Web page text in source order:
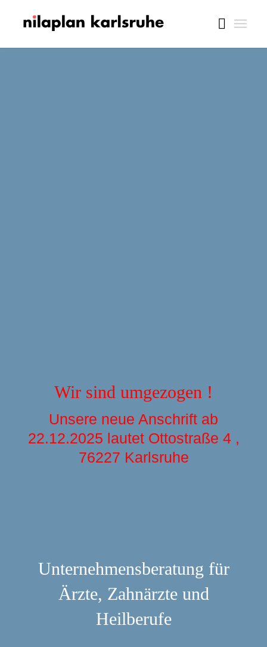
Wir sind umgezogen !
Unsere neue Anschrift ab
22.12.2025 lautet Ottostraße 4 ,
76227 Karlsruhe
Unternehmensberatung für
Ärzte, Zahnärzte und
Heilberufe